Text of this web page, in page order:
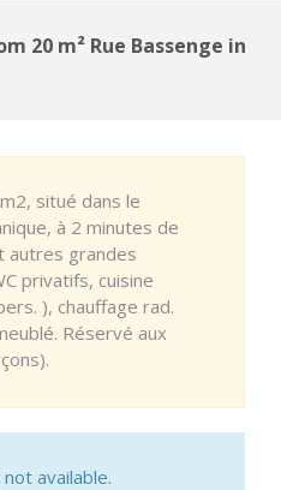
20 m² Rue Bassenge in
situé dans le
à 2 minutes de
autres grandes
privatifs, cuisine
), chauffage rad.
Réservé aux
available.